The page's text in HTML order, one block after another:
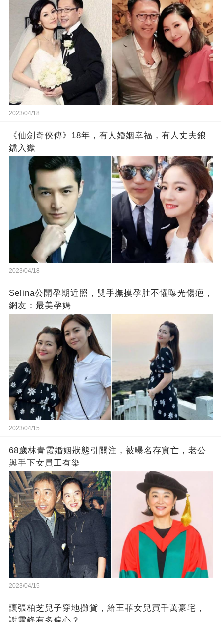
2023/04/18
《仙劍奇俠傳》18年，有人婚姻幸福，有人丈夫鋃
鐺入獄
2023/04/18
Selina公開孕期近照，雙手撫摸孕肚不懼曝光傷疤，
網友：最美孕媽
2023/04/15
68歲林青霞婚姻狀態引關注，被曝名存實亡，老公
與手下女員工有染
2023/04/15
讓張柏芝兒子穿地攤貨，給王菲女兒買千萬豪宅，
謝霆鋒有多偏心？